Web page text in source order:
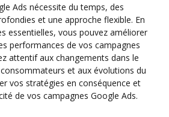
Ads nécessite du temps, des
et une approche flexible. En
essentielles, vous pouvez améliorer
performances de vos campagnes
attentif aux changements dans le
et aux évolutions du
vos stratégies en conséquence et
de vos campagnes Google Ads.